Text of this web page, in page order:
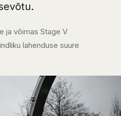
ja võimas Stage V
lahenduse suure